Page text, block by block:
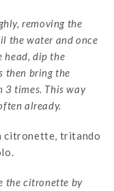
removing the
the water and once
head, dip the
then bring the
3 times. This way
already.
citronette, tritando
the citronette by